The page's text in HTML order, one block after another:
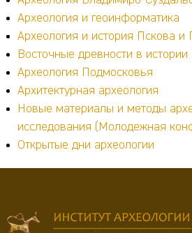
Археология и геоинформатика
Археология и история Пскова и
Восточные древности в истории
Археология Подмосковья
Архитектурная археология
Новые материалы и методы
исследования (Молодежная
Открытые дни археологии